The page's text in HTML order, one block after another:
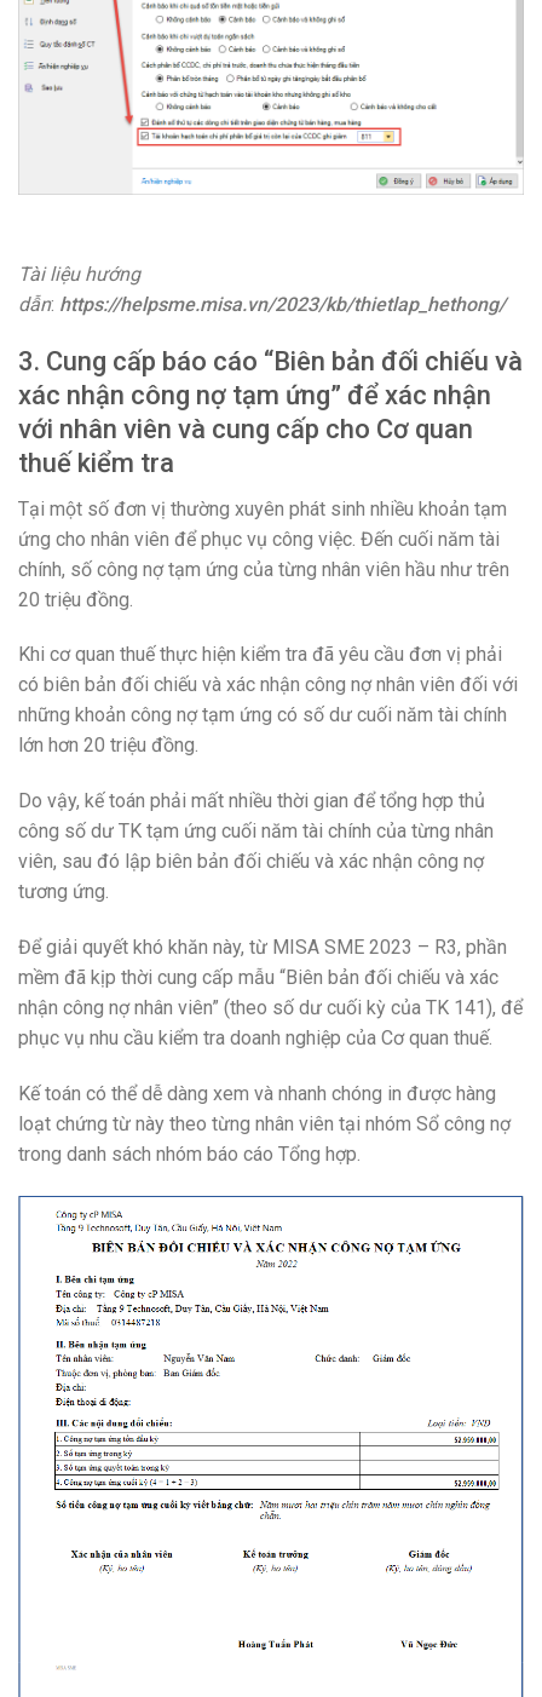
Tài liệu hướng
dẫn: https://helpsme.misa.vn/2023/kb/thietlap_hethong/
3. Cung cấp báo cáo “Biên bản đối chiếu và
xác nhận công nợ tạm ứng” để xác nhận
với nhân viên và cung cấp cho Cơ quan
thuế kiểm tra
Tại một số đơn vị thường xuyên phát sinh nhiều khoản tạm
ứng cho nhân viên để phục vụ công việc. Đến cuối năm tài
chính, số công nợ tạm ứng của từng nhân viên hầu như trên
20 triệu đồng.
Khi cơ quan thuế thực hiện kiểm tra đã yêu cầu đơn vị phải
có biên bản đối chiếu và xác nhận công nợ nhân viên đối với
những khoản công nợ tạm ứng có số dư cuối năm tài chính
lớn hơn 20 triệu đồng.
Do vậy, kế toán phải mất nhiều thời gian để tổng hợp thủ
công số dư TK tạm ứng cuối năm tài chính của từng nhân
viên, sau đó lập biên bản đối chiếu và xác nhận công nợ
tương ứng.
Để giải quyết khó khăn này, từ MISA SME 2023 – R3, phần
mềm đã kịp thời cung cấp mẫu “Biên bản đối chiếu và xác
nhận công nợ nhân viên” (theo số dư cuối kỳ của TK 141), để
phục vụ nhu cầu kiểm tra doanh nghiệp của Cơ quan thuế.
Kế toán có thể dễ dàng xem và nhanh chóng in được hàng
loạt chứng từ này theo từng nhân viên tại nhóm Sổ công nợ
trong danh sách nhóm báo cáo Tổng hợp.